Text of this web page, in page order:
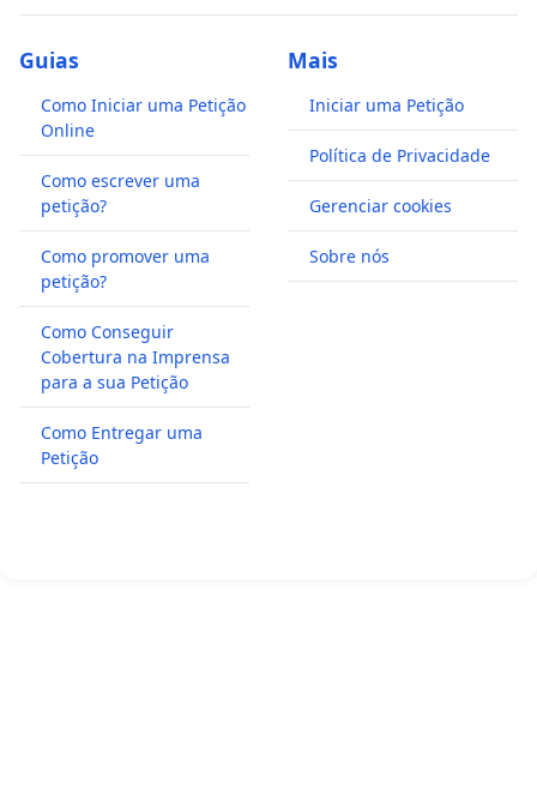
Guias
Como Iniciar uma Petição
Online
Como escrever uma
petição?
Como promover uma
petição?
Como Conseguir
Cobertura na Imprensa
para a sua Petição
Como Entregar uma
Petição
Mais
Iniciar uma Petição
Política de Privacidade
Gerenciar cookies
Sobre nós